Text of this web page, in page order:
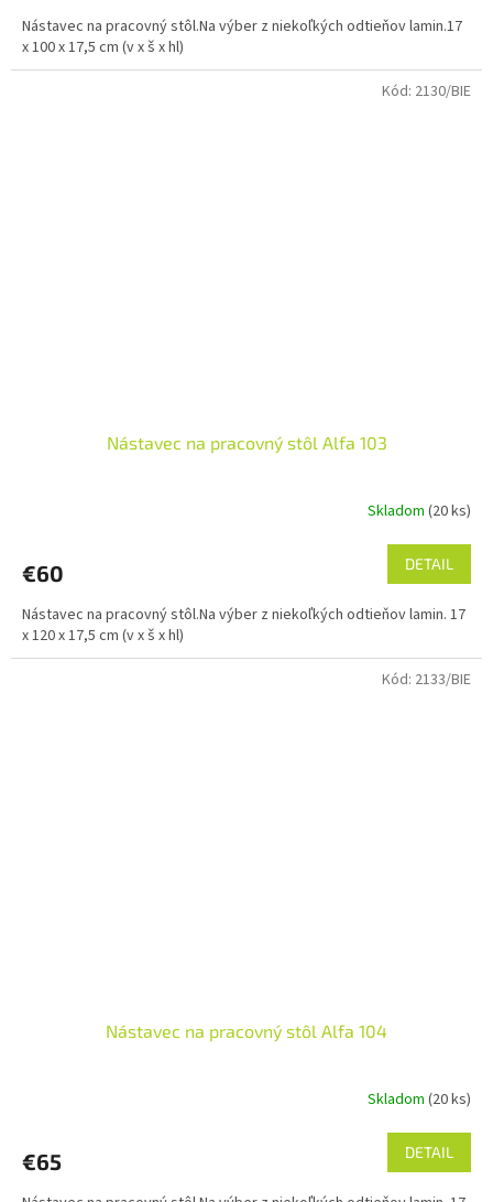
Nástavec na pracovný stôl.Na výber z niekoľkých odtieňov lamin.17
x 100 x 17,5 cm (v x š x hl)
Nástavec na pracovný stôl Alfa 103
Skladom (20 ks)
€60 DETAIL
Nástavec na pracovný stôl.Na výber z niekoľkých odtieňov lamin. 17
x 120 x 17,5 cm (v x š x hl)
Kód: 2130/BIE
Nástavec na pracovný stôl Alfa 104
Skladom (20 ks)
€65 DETAIL
Kód: 2133/BIE